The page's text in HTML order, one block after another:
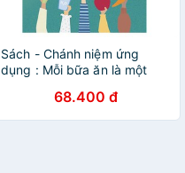
Sách - Chánh niệm ứng
dụng : Mỗi bữa ăn là một
68.400 đ